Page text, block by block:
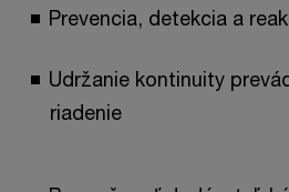
Prevencia, detekcia a
Udržanie kontinuity
riadenie